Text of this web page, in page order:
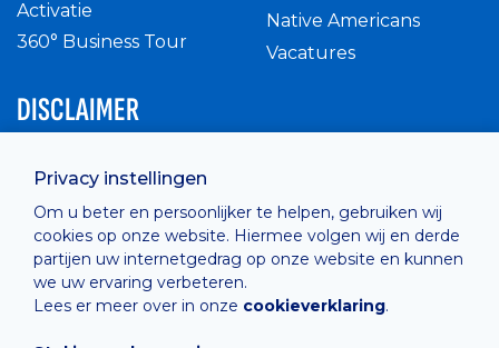
Privacy instellingen
Om u beter en persoonlijker te helpen, gebruiken wij
cookies op onze website. Hiermee volgen wij en derde
partijen uw internetgedrag op onze website en kunnen
we uw ervaring verbeteren.
Lees er meer over in onze cookieverklaring.
Activatie
360° Business Tour
Native Americans
Vacatures
DISCLAIMER
Privacy Policy
Cashless
verkoopsvoorwaarden
Cookie Policy